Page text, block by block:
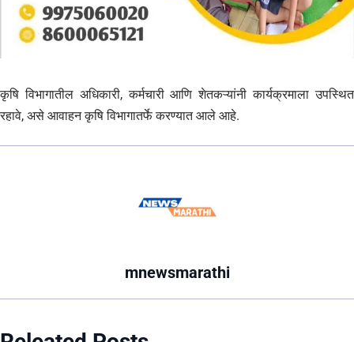
कृषि विभागातील अधिकारी, कर्मचारी आणि शेतकऱ्यांनी कार्यक्रमाला उपस्थित
रहावे, असे आवाहन कृषि विभागातर्फे करण्यात आले आहे.
mnewsmarathi